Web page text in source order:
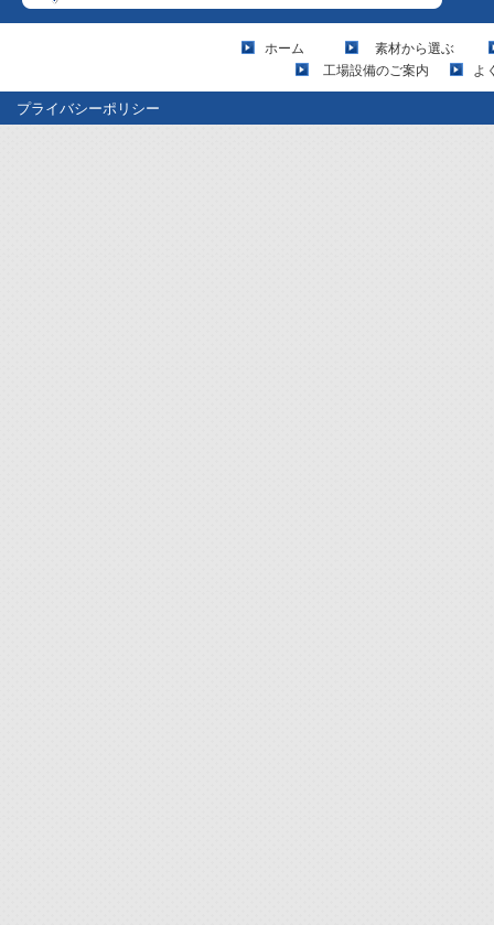
ホーム
素材から選ぶ
工場設備のご案内
よ
プライバシーポリシー